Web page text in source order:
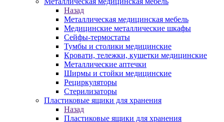
Назад
Металлическая медицинская мебель
Медицинские металлические шкафы
Сейфы-термостаты
Тумбы и столики медицинские
Кровати, тележки, кушетки медицинские
Металлические аптечки
Ширмы и стойки медицинские
Рециркуляторы
Стерилизаторы
Пластиковые ящики для хранения
Назад
Пластиковые ящики для хранения